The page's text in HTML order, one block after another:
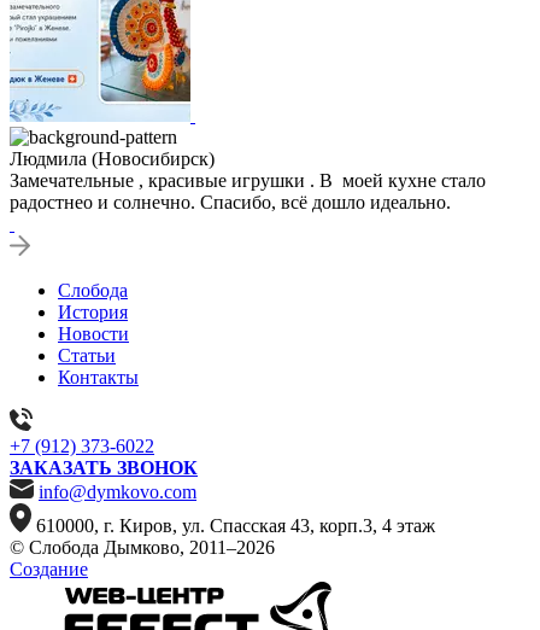
Людмила (Новосибирск)
Замечательные , красивые игрушки . В моей кухне стало
радостнео и солнечно. Спасибо, всё дошло идеально.
Слобода
История
Новости
Статьи
Контакты
+7 (912) 373-6022
ЗАКАЗАТЬ ЗВОНОК
info@dymkovo.com
610000, г. Киров, ул. Спасская 43, корп.3, 4 этаж
© Слобода Дымково, 2011–2026
Создание